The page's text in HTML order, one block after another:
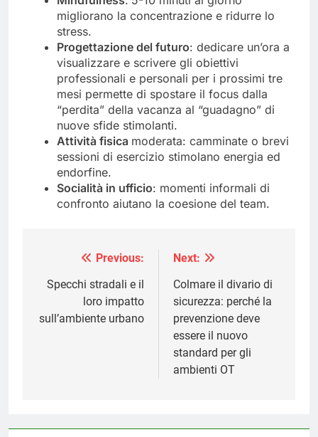
migliorano la concentrazione e ridurre lo
stress.
Progettazione del futuro: dedicare un’ora a
visualizzare e scrivere gli obiettivi
professionali e personali per i prossimi tre
mesi permette di spostare il focus dalla
“perdita” della vacanza al “guadagno” di
nuove sfide stimolanti.
Attività fisica moderata: camminate o brevi
sessioni di esercizio stimolano energia ed
endorfine.
Socialità in ufficio: momenti informali di
confronto aiutano la coesione del team.
Navigazione
articoli
Previous:
Specchi stradali e il
loro impatto
sull’ambiente urbano
Next:
Colmare il divario di
sicurezza: perché la
prevenzione deve
essere il nuovo
standard per gli
ambienti OT